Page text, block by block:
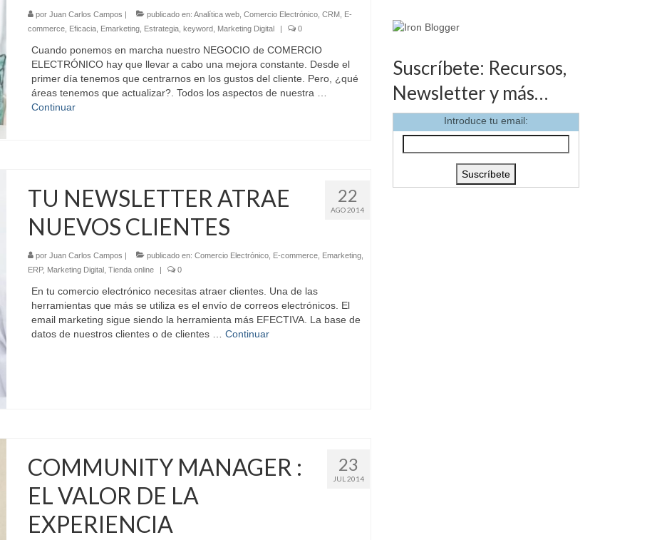
por Juan Carlos Campos | publicado en: Analítica web, Comercio Electrónico, CRM, E-
commerce, Eficacia, Emarketing, Estrategia, keyword, Marketing Digital | 0
Cuando ponemos en marcha nuestro NEGOCIO de COMERCIO
ELECTRÓNICO hay que llevar a cabo una mejora constante. Desde el
primer día tenemos que centrarnos en los gustos del cliente. Pero, ¿qué
áreas tenemos que actualizar?. Todos los aspectos de nuestra …
Continuar
22
AGO 2014
TU NEWSLETTER ATRAE
NUEVOS CLIENTES
por Juan Carlos Campos | publicado en: Comercio Electrónico, E-commerce, Emarketing,
ERP, Marketing Digital, Tienda online | 0
En tu comercio electrónico necesitas atraer clientes. Una de las
herramientas que más se utiliza es el envío de correos electrónicos. El
email marketing sigue siendo la herramienta más EFECTIVA. La base de
datos de nuestros clientes o de clientes … Continuar
23
JUL 2014
COMMUNITY MANAGER :
EL VALOR DE LA
EXPERIENCIA
Suscríbete: Recursos,
Newsletter y más…
Introduce tu email: